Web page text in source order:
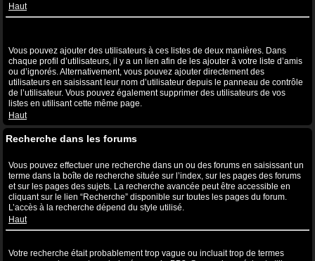
Haut
Vous pouvez ajouter des utilisateurs à ces listes de deux manières. Dans
chaque profil d’utilisateurs, il y a un lien afin de les ajouter à votre liste d’amis
ou d’ignorés. Alternativement, vous pouvez ajouter directement des
utilisateurs en saisissant leur nom d’utilisateur depuis le panneau de contrôle
de l’utilisateur. Vous pouvez également supprimer des utilisateurs de vos
listes en utilisant cette même page.
Haut
Recherche dans les forums
Vous pouvez effectuer une recherche dans un ou des forums en saisissant un
terme dans la boîte de recherche située sur l’index, sur les pages des forums
et sur les pages des sujets. La recherche avancée peut être accessible en
cliquant sur le lien “Recherche” disponible sur toutes les pages du forum.
L’accès à la recherche dépend du style utilisé.
Haut
Votre recherche était probablement trop vague ou incluait trop de termes